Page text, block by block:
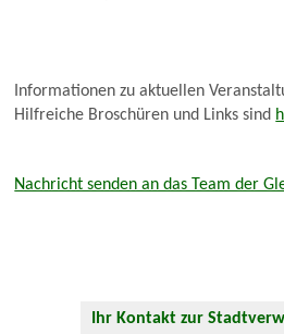
Informationen zu aktuellen
Hilfreiche Broschüren und Links sind
Nachricht senden an das Team der
Ihr Kontakt zur